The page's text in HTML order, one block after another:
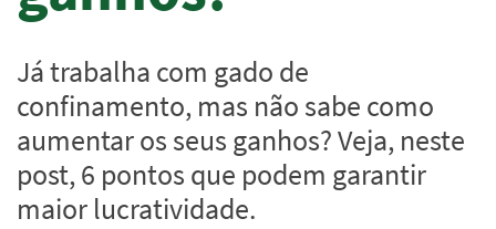
Já trabalha com gado de
confinamento, mas não sabe como
aumentar os seus ganhos? Veja, neste
post, 6 pontos que podem garantir
maior lucratividade.